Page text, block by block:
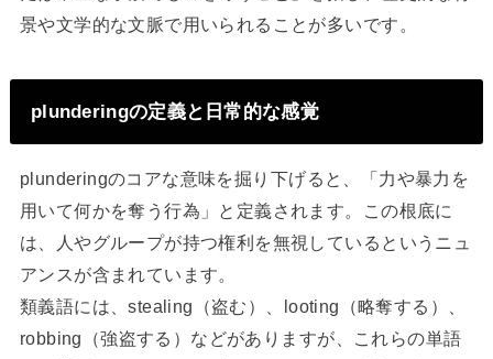
景や文学的な文脈で用いられることが多いです。
plunderingの定義と日常的な感覚
plunderingのコアな意味を掘り下げると、「力や暴力を
用いて何かを奪う行為」と定義されます。この根底に
は、人やグループが持つ権利を無視しているというニュ
アンスが含まれています。
類義語には、stealing（盗む）、looting（略奪する）、
robbing（強盗する）などがありますが、これらの単語